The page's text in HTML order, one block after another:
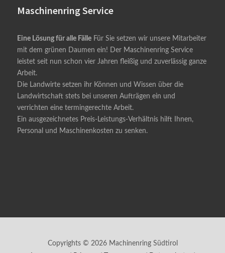
Maschinenring Service
Eine Lösung für alle Fälle Für Sie setzen wir unsere Mitarbeiter
mit dem grünen Daumen ein! Der Maschinenring Service
leistet seit nun schon vier Jahren fleißig und zuverlässig ganze
Arbeit.
Die Landwirte setzen ihr Können und Wissen über die
Landwirtschaft stets bei unseren Aufträgen ein und
verrichten eine termingerechte Arbeit.
Ein ausgezeichnetes Preis-Leistungs-Verhältnis hilft Ihnen,
Personal und Maschinenkosten zu senken.
Copyrights © 2026 Machinenring Südtirol